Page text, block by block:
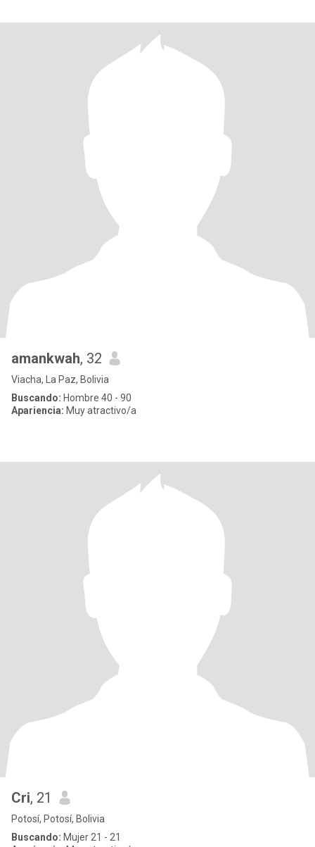
amankwah, 32
Viacha, La Paz, Bolivia
Buscando: Hombre 40 - 90
Apariencia: Muy atractivo/a
Cri, 21
Potosí, Potosí, Bolivia
Buscando: Mujer 21 - 21